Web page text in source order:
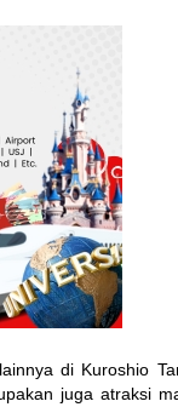
di Kuroshio
juga atraksi